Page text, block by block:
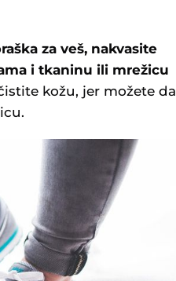
za veš, nakvasite
i tkaninu ili mrežicu
kožu, jer možete da